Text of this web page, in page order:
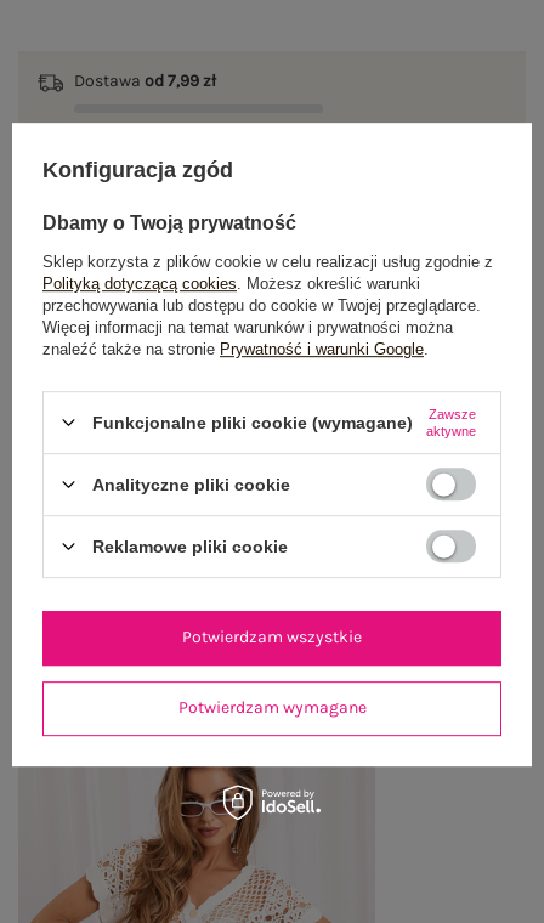
Dostawa od 7,99 zł
Zamów w ciągu02:19:54 sek.
OPIS PRODUKTU
GŁÓWNE PARAMETRY
PRODUKTY ZE STYLIZACJI
Konfiguracja zgód
Dbamy o Twoją prywatność
Sklep korzysta z plików cookie w celu realizacji usług zgodnie z
Polityką dotyczącą cookies . Możesz określić warunki
przechowywania lub dostępu do cookie w Twojej przeglądarce.
Więcej informacji na temat warunków i prywatności można
znaleźć także na stronie Prywatność i warunki Google
Funkcjonalne pliki cookie (wymagane)
Zawsze
aktywne
Analityczne pliki cookie
Reklamowe pliki cookie
Potwierdzam wymagane
Potwierdzam wszystkie